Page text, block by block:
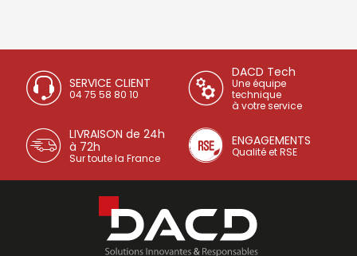
SERVICE CLIENT
04 75 58 80 10
DACD Tech
Une équipe
technique
à votre service
LIVRAISON de 24h
à 72h
Sur toute la France
ENGAGEMENTS
Qualité et RSE